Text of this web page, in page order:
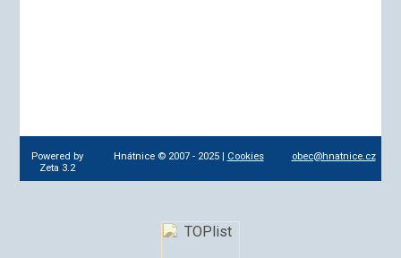
Powered by
Zeta 3.2
Hnátnice © 2007 - 2025 | Cookies obec@hnatnice.cz